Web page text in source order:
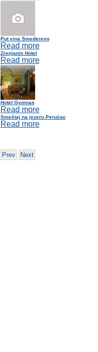
Put vina Smederevo
Read more
Zrenjanin Hotel
Read more
Hotel Gymnas
Read more
Smeštaj na jezeru Perućac
Read more
Prev Next